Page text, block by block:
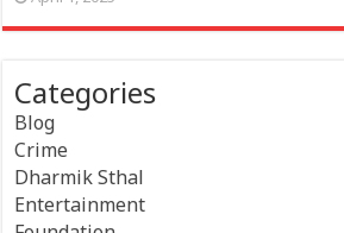
Categories
Blog
Crime
Dharmik Sthal
Entertainment